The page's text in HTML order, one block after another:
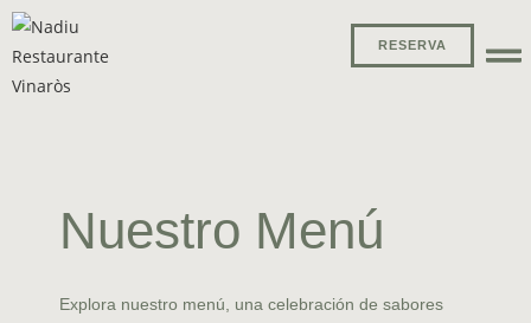
RESERVA
Nuestro Menú
Explora nuestro menú, una celebración de sabores